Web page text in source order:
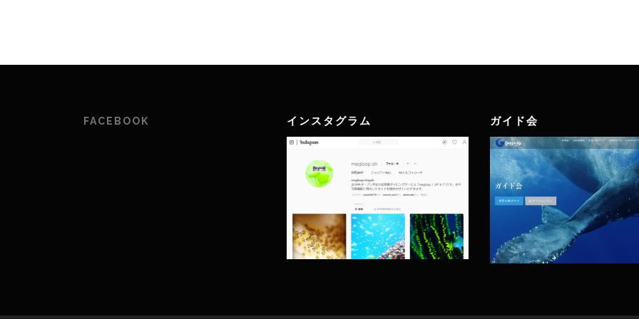
FACEBOOK インスタグラム ガイド会